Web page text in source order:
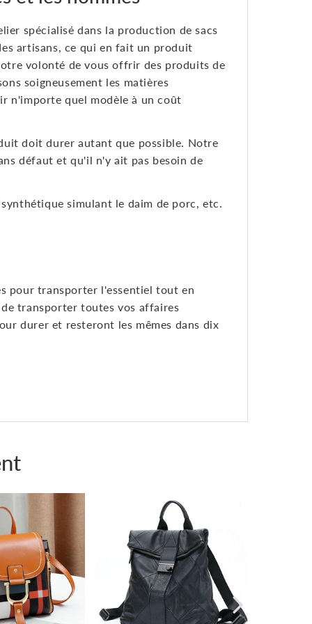
spécialisé dans la production de sacs
artisans, ce qui en fait un produit
volonté de vous offrir des produits de
soigneusement les matières
n'importe quel modèle à un coût
doit durer autant que possible. Notre
défaut et qu'il n'y ait pas besoin de
simulant le daim de porc, etc.
pour transporter l'essentiel tout en
transporter toutes vos affaires
durer et resteront les mêmes dans dix